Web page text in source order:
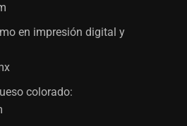
en impresión digital y
colorado: